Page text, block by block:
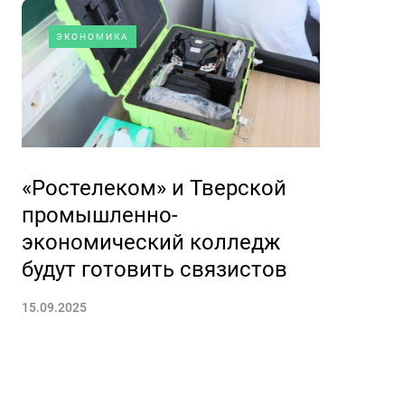
ЭКОНОМИКА
«Ростелеком» и Тверской
промышленно-
экономический колледж
будут готовить связистов
15.09.2025